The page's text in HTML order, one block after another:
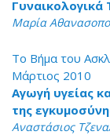
Γυναικολογικά
Μαρία
Το Βήμα του
Μάρτιος 2010
Αγωγή υγείας
της
Αναστάσιος